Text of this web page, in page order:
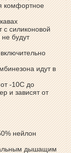
комфортное
с силиконовой
будут
идут в
-10С до
и зависят от
нейлон
дышащим